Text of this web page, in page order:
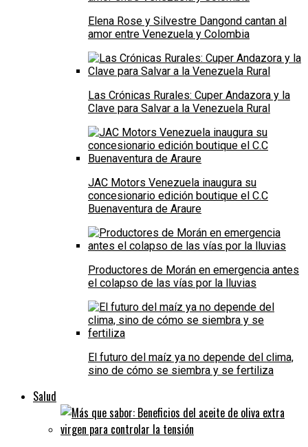
Elena Rose y Silvestre Dangond cantan al
amor entre Venezuela y Colombia
Las Crónicas Rurales: Cuper Andazora y la
Clave para Salvar a la Venezuela Rural
JAC Motors Venezuela inaugura su
concesionario edición boutique el C.C
Buenaventura de Araure
Productores de Morán en emergencia antes
el colapso de las vías por la lluvias
El futuro del maíz ya no depende del clima,
sino de cómo se siembra y se fertiliza
Salud